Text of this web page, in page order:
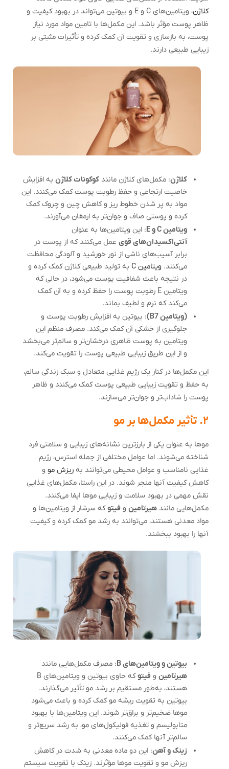
کلاژن
، ویتامین‌های C و E و بیوتین می‌تواند در بهبود کیفیت و
ظاهر پوست مؤثر باشد. این مکمل‌ها با تامین مواد مورد نیاز
پوست، به بازسازی و تقویت آن کمک کرده و تأثیرات مثبتی بر
زیبایی طبیعی دارند.
کلاژن: مکمل‌های کلاژن مانند کوکونات کلاژن به افزایش
خاصیت ارتجاعی و حفظ رطوبت پوست کمک می‌کنند. این
مواد به پر شدن خطوط ریز و کاهش چین و چروک کمک
کرده و پوستی صاف و جوان‌تر به ارمغان می‌آورند.
ویتامین C و E
: این ویتامین‌ها به عنوان
آنتی‌اکسیدان‌های قوی عمل می‌کنند که از پوست در
برابر آسیب‌های ناشی از نور خورشید و آلودگی محافظت
می‌کنند. ویتامین C
به تولید طبیعی کلاژن کمک کرده و
در نتیجه باعث شفافیت پوست می‌شود، در حالی که
ویتامین E رطوبت پوست را حفظ کرده و به آن کمک
می‌کند که نرم و لطیف بماند.
(ویتامین B7)
: بیوتین به افزایش رطوبت پوست و
جلوگیری از خشکی آن کمک می‌کند. مصرف منظم این
ویتامین به پوست ظاهری درخشان‌تر و سالم‌تر می‌بخشد
و از این طریق زیبایی طبیعی پوست را تقویت می‌کند.
این مکمل‌ها در کنار یک رژیم غذایی متعادل و سبک زندگی سالم،
به حفظ و تقویت زیبایی طبیعی پوست کمک می‌کنند و ظاهر
پوست را شاداب‌تر و جوان‌تر می‌سازند.
۲. تأثیر مکمل‌ها بر مو
موها به عنوان یکی از بارزترین نشانه‌های زیبایی و سلامتی فرد
شناخته می‌شوند. اما عوامل مختلفی از جمله استرس، رژیم
غذایی نامناسب و عوامل محیطی می‌توانند به ریزش مو و
کاهش کیفیت آنها منجر شوند. در این راستا، مکمل‌های غذایی
نقش مهمی در بهبود سلامت و زیبایی موها ایفا می‌کنند.
مکمل‌هایی مانند هیرتامین و فیتوکه سرشار از ویتامین‌ها و
مواد معدنی هستند، می‌توانند به رشد مو کمک کرده و کیفیت
آنها را بهبود ببخشند.
بیوتین و ویتامین‌های B
: مصرف مکمل‌هایی مانند
هیرتامین و فیتو
که حاوی بیوتین و ویتامین‌های B
هستند، به‌طور مستقیم بر رشد مو تأثیر می‌گذارند.
بیوتین به تقویت ریشه مو کمک کرده و باعث می‌شود
موها ضخیم‌تر و براق‌تر شوند. این ویتامین‌ها با بهبود
متابولیسم و تغذیه فولیکول‌های مو، به رشد سریع‌تر و
سالم‌تر آنها کمک می‌کنند.
زینک و آهن: این دو ماده معدنی به شدت در کاهش
ریزش مو و تقویت موها مؤثرند. زینک با تقویت سیستم